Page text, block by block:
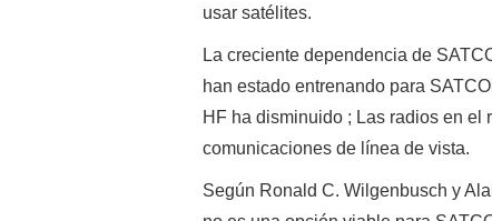
usar satélites.
La creciente dependencia de
han estado entrenando para
HF ha disminuido ; Las radios en
comunicaciones de línea de vista.
Según Ronald C. Wilgenbusch y